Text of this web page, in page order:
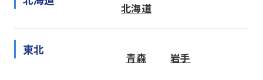
北海道
東北
青森 岩手